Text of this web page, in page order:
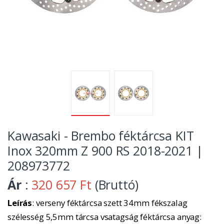
Kawasaki - Brembo féktárcsa KIT
Inox 320mm Z 900 RS 2018-2021 |
208973772
Ár : 320 657 Ft (Bruttó)
Leírás: verseny féktárcsa szett 34mm fékszalag
szélesség 5,5mm tárcsa vsatagság féktárcsa anyag: